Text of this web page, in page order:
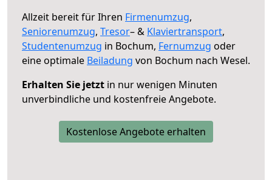
Allzeit bereit für Ihren Firmenumzug,
Seniorenumzug, Tresor– & Klaviertransport,
Studentenumzug in Bochum, Fernumzug oder
eine optimale Beiladung von Bochum nach Wesel.
Erhalten Sie jetzt in nur wenigen Minuten
unverbindliche und kostenfreie Angebote.
Kostenlose Angebote erhalten